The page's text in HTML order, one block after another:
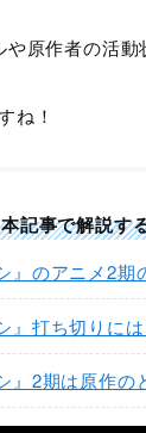
原作者の活動
ね！
本記事で解説す
』のアニメ2期
』打ち切りに
』2期は原作の